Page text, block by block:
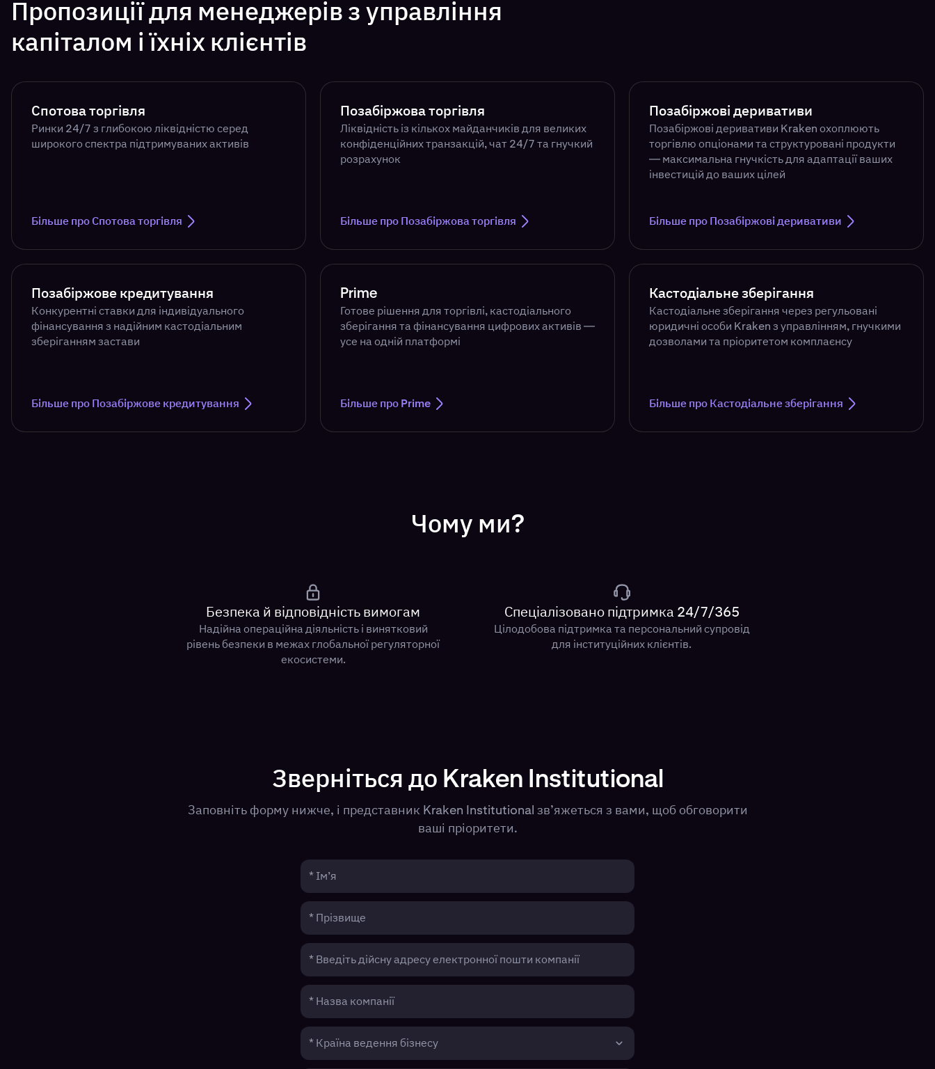
Пропозиції для менеджерів з управління
капіталом і їхніх клієнтів
Спотова торгівля
Ринки 24/7 з глибокою ліквідністю серед
широкого спектра підтримуваних активів
Більше про Спотова торгівля
Позабіржова торгівля
Ліквідність із кількох майданчиків для великих
конфіденційних транзакцій, чат 24/7 та гнучкий
розрахунок
Більше про Позабіржова торгівля
Позабіржові деривативи
Позабіржові деривативи Kraken охоплюють
торгівлю опціонами та структуровані продукти
— максимальна гнучкість для адаптації ваших
інвестицій до ваших цілей
Більше про Позабіржові деривативи
Позабіржове кредитування
Конкурентні ставки для індивідуального
фінансування з надійним кастодіальним
зберіганням застави
Більше про Позабіржове кредитування
Prime
Готове рішення для торгівлі, кастодіального
зберігання та фінансування цифрових активів —
усе на одній платформі
Більше про Prime
Кастодіальне зберігання
Кастодіальне зберігання через регульовані
юридичні особи Kraken з управлінням, гнучкими
дозволами та пріоритетом комплаєнсу
Більше про Кастодіальне зберігання
Чому ми?
Безпека й відповідність вимогам
Надійна операційна діяльність і винятковий
рівень безпеки в межах глобальної регуляторної
екосистеми.
Спеціалізовано підтримка 24/7/365
Цілодобова підтримка та персональний супровід
для інституційних клієнтів.
Зверніться до Kraken Institutional
Заповніть форму нижче, і представник Kraken Institutional зв’яжеться з вами, щоб обговорити
ваші пріоритети.
* Ім’я
* Прізвище
* Введіть дійсну адресу електронної пошти компанії
* Назва компанії
* Країна ведення бізнесу